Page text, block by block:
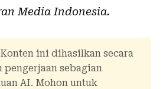
Media Indonesia.
Konten ini dihasilkan secara
pengerjaan sebagian
AI. Mohon untuk